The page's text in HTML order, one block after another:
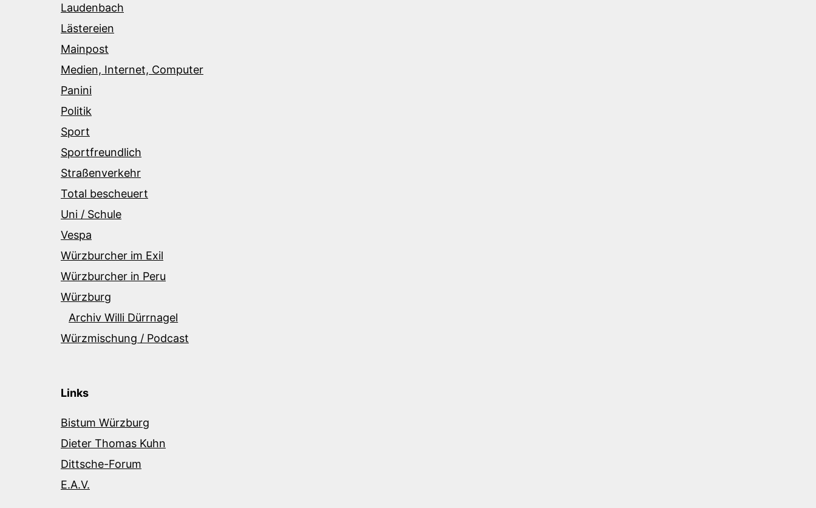
Laudenbach
Lästereien
Mainpost
Medien, Internet, Computer
Panini
Politik
Sport
Sportfreundlich
Straßenverkehr
Total bescheuert
Uni / Schule
Vespa
Würzburcher im Exil
Würzburcher in Peru
Würzburg
Archiv Willi Dürrnagel
Würzmischung / Podcast
Links
Bistum Würzburg
Dieter Thomas Kuhn
Dittsche-Forum
E.A.V.